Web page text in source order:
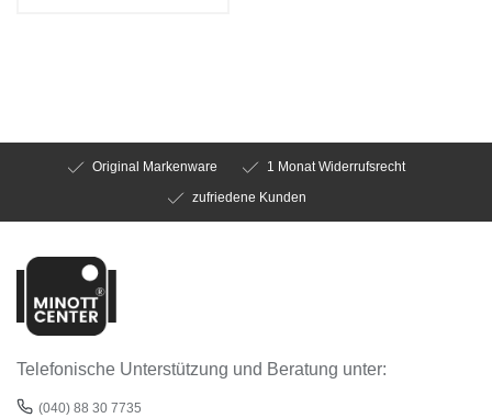
Original Markenware
1 Monat Widerrufsrecht
zufriedene Kunden
Telefonische Unterstützung und Beratung unter:
(040) 88 30 7735